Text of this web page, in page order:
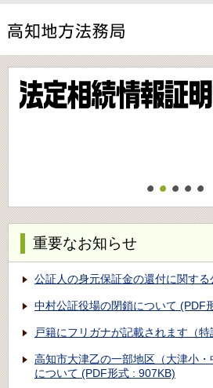
重要なお知らせ
公証人の身元保証金の還付に関する
中村公証役場の閉鎖について (PDF
戸籍にフリガナが記載されます（特
高知市大津乙の一部地区（大津小
について (PDF形式 : 907KB)